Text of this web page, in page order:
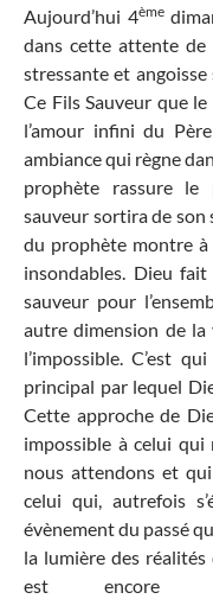
Aujourd’hui 4ème
dans cette attente de
stressante et
Ce Fils Sauveur que
l’amour infini du
ambiance qui règne
prophète rassure le
sauveur sortira de son
du prophète montre
insondables. Dieu
sauveur pour
autre dimension de la
l’impossible. C’est
principal par lequel
Cette approche de
impossible à celui qui
nous attendons et
celui qui, autrefois
évènement du passé
la lumière des
est encore